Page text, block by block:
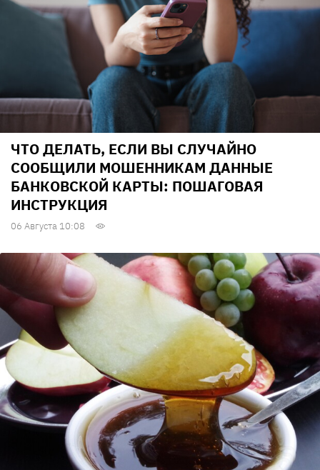
ЧТО ДЕЛАТЬ, ЕСЛИ ВЫ СЛУЧАЙНО
СООБЩИЛИ МОШЕННИКАМ ДАННЫЕ
БАНКОВСКОЙ КАРТЫ: ПОШАГОВАЯ
ИНСТРУКЦИЯ
06 Августа 10:08